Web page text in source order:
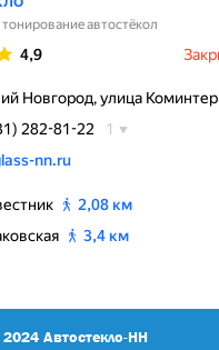
Автостекло-НН